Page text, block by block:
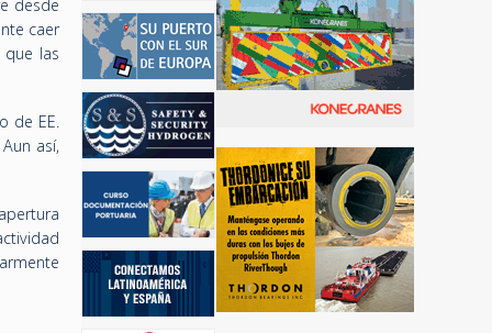
desde
caer
que las
de EE.
así,